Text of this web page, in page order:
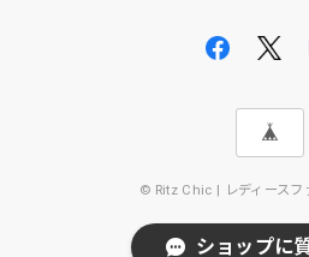
© Ritz Chic | レディースフ
ショップに